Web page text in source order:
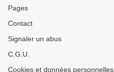
Pages
Contact
Signaler un abus
C.G.U.
Cookies et données personnelles